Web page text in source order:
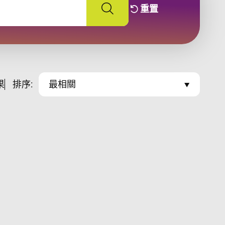
搜尋 課程並使用篩選條件
重置
關鍵字及篩選條件
排序: 最相關